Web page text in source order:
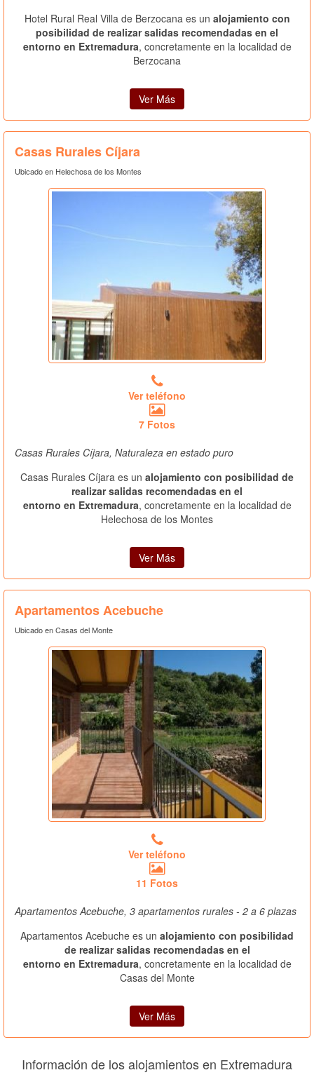
Hotel Rural Real Villa de Berzocana es un alojamiento con
posibilidad de realizar salidas recomendadas en el
entorno en Extremadura, concretamente en la localidad de
Berzocana
Ver Más
Casas Rurales Cíjara
Ubicado en Helechosa de los Montes
Ver teléfono
7 Fotos
Casas Rurales Cíjara, Naturaleza en estado puro
Casas Rurales Cíjara es un alojamiento con posibilidad de
realizar salidas recomendadas en el
entorno en Extremadura, concretamente en la localidad de
Helechosa de los Montes
Ver Más
Apartamentos Acebuche
Ubicado en Casas del Monte
Ver teléfono
11 Fotos
Apartamentos Acebuche, 3 apartamentos rurales - 2 a 6 plazas
Apartamentos Acebuche es un alojamiento con posibilidad
de realizar salidas recomendadas en el
entorno en Extremadura, concretamente en la localidad de
Casas del Monte
Ver Más
Información de los alojamientos en Extremadura